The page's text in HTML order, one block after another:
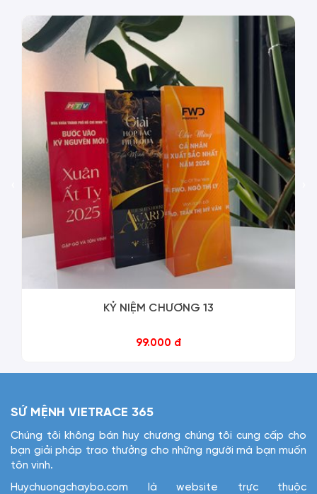
KỶ NIỆM CHƯƠNG 13
99.000 đ
SỨ MỆNH VIETRACE 365
Chúng tôi không bán huy chương chúng tôi cung cấp cho
bạn giải pháp trao thưởng cho những người mà bạn muốn
tôn vinh.
Huychuongchaybo.com là website trực thuộc